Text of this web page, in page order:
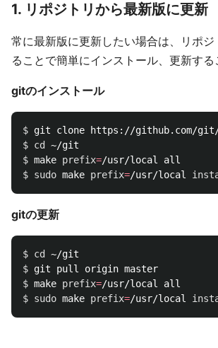
1. リポジトリから最新版に更新
常に最新版に更新したい場合は、リポ
ることで簡単にインストール、更新する
gitのインストール
$
$ cd
$ make prefix=
$ sudo make prefix=/usr/local
gitの更新
$ cd
$
$ make prefix=
$ sudo make prefix=/usr/local